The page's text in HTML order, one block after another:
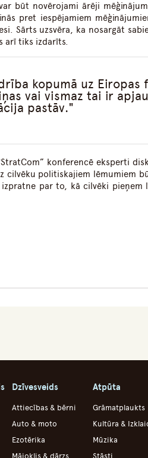
būt novērojami ārēji
pret iespējamiem
Sārts uzsvēra, ka nosargāt
arī tiks izdarīts.
kopumā uz Eiropas
vai vismaz tai ir
pastāv.
konferencē eksperti
cilvēku politiskajiem lēmumiem
par to, kā cilvēki pieņem
Dzīvesveids
Attiecības & bērni
Auto & moto
Ezotērika
Mājoklis & dārzs
Atpūta
Grāmatplaukts
Kultūra &
Mūzika
Stāsti